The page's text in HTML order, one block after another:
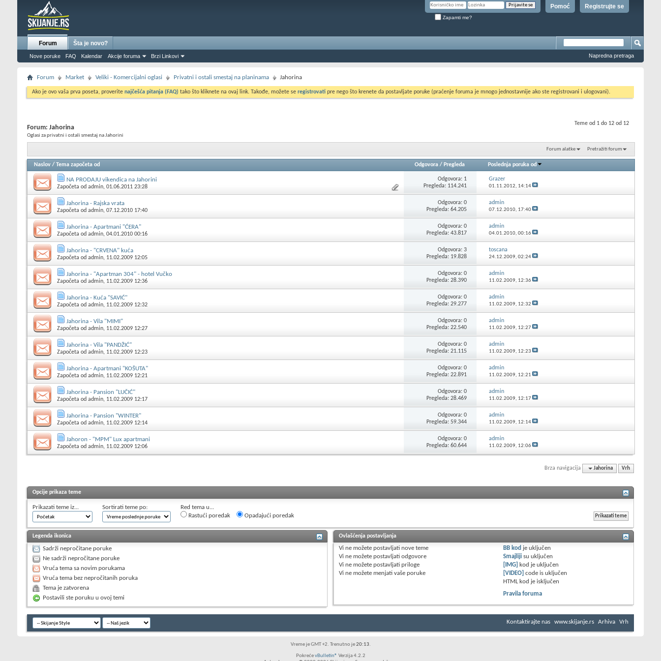
Registrujte se
Pomoć
Zapamti me?
Forum
Nove poruke FAQ Kalendar Akcije foruma Brzi Linkovi
Šta je novo?
Napredna pretraga
Forum Market Veliki - Komercijalni oglasi Privatni i ostali smestaj na planinama Jahorina
Ako je ovo vaša prva poseta, proverite najčešća pitanja (FAQ) tako što kliknete na ovaj link. Takođe, možete se registrovati pre nego što krenete da postavljate poruke (praćenje foruma je mnogo jednostavnije ako ste registrovani i ulogovani).
Teme od 1 do 12 od 12
Forum: Jahorina
Oglasi za privatni i ostali smestaj na Jahorini
Forum alatke Pretražiti forum
Naslov / Tema započeta od Odgovora / Pregleda Poslednja poruka od
NA PRODAJU vikendica na Jahorini
Započeta od admin, 01.06.2011 23:28
Odgovora: 1
Pregleda: 114.241
Grazer
01.11.2012, 14:14
Jahorina - Rajska vrata
Započeta od admin, 07.12.2010 17:40
Odgovora:0
Pregleda: 64.205
admin
07.12.2010, 17:40
Jahorina - Apartmani "ĆERA"
Započeta od admin, 04.01.2010 00:16
Odgovora:0
Pregleda: 43.817
admin
04.01.2010, 00:16
Jahorina - "CRVENA" kuća
Započeta od admin, 11.02.2009 12:05
Odgovora:3
Pregleda: 19.828
toscana
24.12.2009, 02:24
Jahorina - "Apartman 304" - hotel Vučko
Započeta od admin, 11.02.2009 12:36
Odgovora:0
Pregleda: 28.390
admin
11.02.2009, 12:36
Jahorina - Kuća "SAVIĆ"
Započeta od admin, 11.02.2009 12:32
Odgovora:0
Pregleda: 29.277
admin
11.02.2009, 12:32
Jahorina - Vila "MIMI"
Započeta od admin, 11.02.2009 12:27
Odgovora:0
Pregleda: 22.540
admin
11.02.2009, 12:27
Jahorina - Vila "PANDŽIĆ"
Započeta od admin, 11.02.2009 12:23
Odgovora:0
Pregleda: 21.115
admin
11.02.2009, 12:23
Jahorina - Apartmani "KOŠUTA"
Započeta od admin, 11.02.2009 12:21
Odgovora:0
Pregleda: 22.891
admin
11.02.2009, 12:21
Jahorina - Pansion "LUČIĆ"
Započeta od admin, 11.02.2009 12:17
Odgovora:0
Pregleda: 28.469
admin
11.02.2009, 12:17
Jahorina - Pansion "WINTER"
Započeta od admin, 11.02.2009 12:14
Odgovora:0
Pregleda: 59.344
admin
11.02.2009, 12:14
Jahoron - "MPM" Lux apartmani
Započeta od admin, 11.02.2009 12:06
Odgovora:0
Pregleda: 60.644
admin
11.02.2009, 12:06
Brza navigacija Jahorina Vrh
Opcije prikaza teme
Prikazati teme iz... Sortirati teme po:
Red tema u...
Rastući poredak
Opadajući poredak
Legenda ikonica
Sadrži nepročitane poruke
Ne sadrži nepročitane poruke
Vruća tema sa novim porukama
Vruća tema bez nepročitanih poruka
Tema je zatvorena
Postavili ste poruku u ovoj temi
Ovlašćenja postavljanja
Vi ne možete postavljati nove teme
Vi ne možete postavljati odgovore
Vi ne možete postavljati priloge
Vi ne možete menjati vaše poruke
BB kod jeuključen
Smajliji suuključen
[IMG] kod jeuključen
[VIDEO] code isuključen
HTML kod jeisključen
Pravila foruma
Kontaktirajte nas www.skijanje.rs Arhiva Vrh
Vreme je GMT +2. Trenutno je20:13.
PokrećevBulletin® Verzija 4.2.2